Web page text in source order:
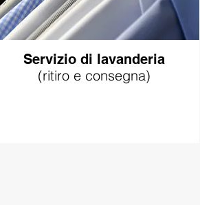
Servizio di lavanderia
(ritiro e consegna)